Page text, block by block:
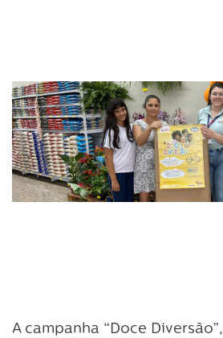
A campanha “Doce